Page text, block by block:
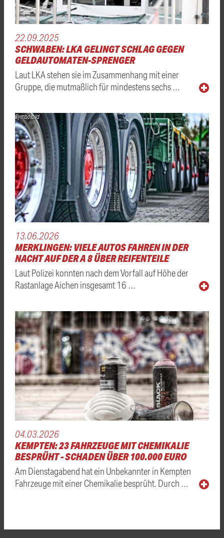
22.09.2025
SCHWABEN: LKA GELINGT SCHLAG GEGEN
GELDAUTOMATEN-SPRENGER
Laut LKA stehen sie im Zusammenhang mit einer
Gruppe, die mutmaßlich für mindestens sechs …
Symbolbild
13.06.2026
MERKLINGEN: VIELE AUTOS FAHREN IN DER
NACHT AUF DER A 8 ÜBER REIFENTEILE
Laut Polizei konnten nach dem Vorfall auf Höhe der
Rastanlage Aichen insgesamt 16 …
04.03.2026
KEMPTEN: 23 FAHRZEUGE MIT CHEMIKALIE
BESPRÜHT - SCHADEN ÜBER 100.000 EURO
Am Dienstagabend hat ein Unbekannter in Kempten
Fahrzeuge mit einer Chemikalie besprüht. Durch …